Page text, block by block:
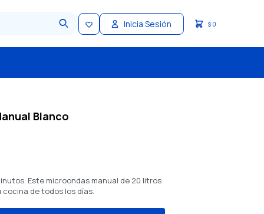
$ 0
Blanco
Este microondas manual de 20 litros
de todos los días.